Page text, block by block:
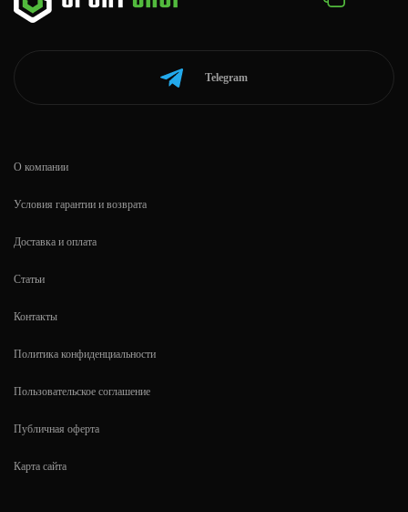
Telegram
О компании
Условия гарантии и возврата
Доставка и оплата
Статьи
Контакты
Политика конфиденциальности
Пользовательское соглашение
Публичная оферта
Карта сайта